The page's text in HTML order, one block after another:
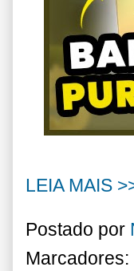
LEIA MAIS
Postado por
Marcadores: